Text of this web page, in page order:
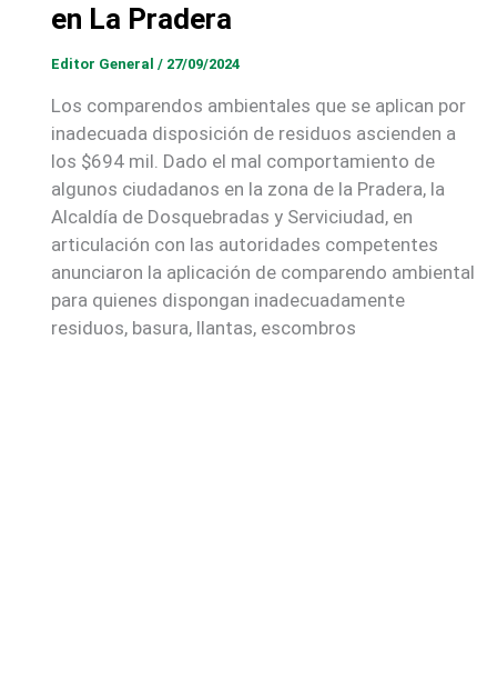
en La Pradera
Editor General / 27/09/2024
Los comparendos ambientales que se aplican por
inadecuada disposición de residuos ascienden a
los $694 mil. Dado el mal comportamiento de
algunos ciudadanos en la zona de la Pradera, la
Alcaldía de Dosquebradas y Serviciudad, en
articulación con las autoridades competentes
anunciaron la aplicación de comparendo ambiental
para quienes dispongan inadecuadamente
residuos, basura, llantas, escombros